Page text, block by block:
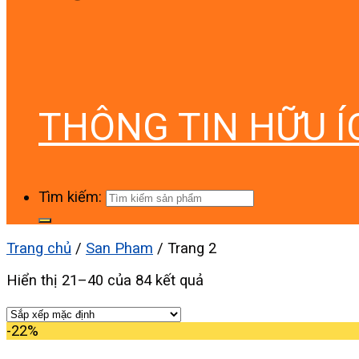
THÔNG TIN HỮU
Tìm kiếm:
Trang chủ / San Pham / Trang 2
Hiển thị 21–40 của 84 kết quả
-22%